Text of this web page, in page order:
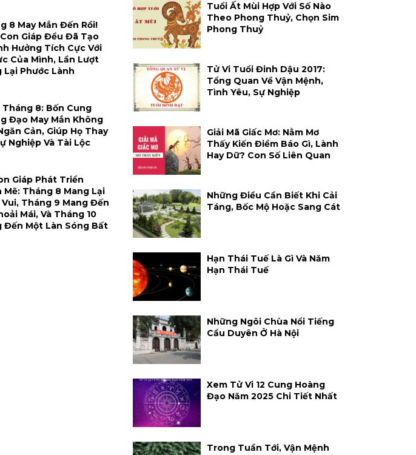
8 May Mắn Đến Rồi!
Giáp Đều Đã Tạo
Hưởng Tích Cực Với
Của Mình, Lần Lượt
Lại Phước Lành
Tháng 8: Bốn Cung
Đạo May Mắn Không
Cản, Giúp Họ Thay
Nghiệp Và Tài Lộc
Giáp Phát Triển
Mẽ: Tháng 8 Mang Lại
Vui, Tháng 9 Mang Đến
Mái, Và Tháng 10
Đến Một Làn Sóng Bất
Tuổi Ất Mùi Hợp Với Số Nào
Theo Phong Thuỷ, Chọn Sim
Phong Thuỷ
Tử Vi Tuổi Đinh Dậu 2017:
Tổng Quan Về Vận Mệnh,
Tình Yêu, Sự Nghiệp
Giải Mã Giấc Mơ: Nằm Mơ
Thấy Kiến Điềm Báo Gì, Lành
Hay Dữ? Con Số Liên Quan
Những Điều Cần Biết Khi Cải
Táng, Bốc Mộ Hoặc Sang Cát
Hạn Thái Tuế Là Gì Và Năm
Hạn Thái Tuế
Những Ngôi Chùa Nổi Tiếng
Cầu Duyên Ở Hà Nội
Xem Tử Vi 12 Cung Hoàng
Đạo Năm 2025 Chi Tiết Nhất
Trong Tuần Tới, Vận Mệnh